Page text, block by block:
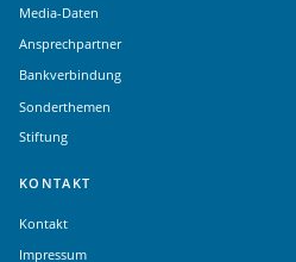
Media-Daten
Ansprechpartner
Bankverbindung
Sonderthemen
Stiftung
KONTAKT
Kontakt
Impressum